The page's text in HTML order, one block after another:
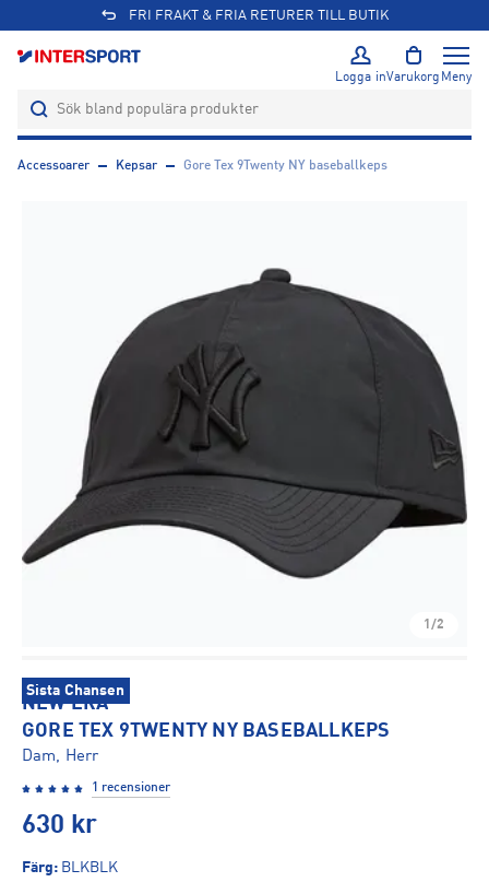
FRI FRAKT & FRIA RETURER TILL BUTIK
Logga inVarukorg Meny
Accessoarer Kepsar Gore Tex 9Twenty NY baseballkeps
1/2
Sista Chansen
NEW ERA
GORE TEX 9TWENTY NY BASEBALLKEPS
Dam, Herr
1 recensioner
630 kr
Färg: BLKBLK